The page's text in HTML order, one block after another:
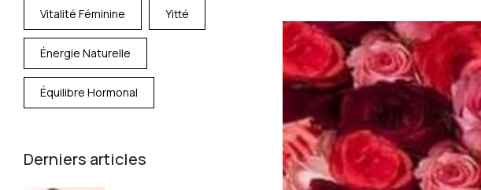
Vitalité Féminine Yitté
Énergie Naturelle
Équilibre Hormonal
Derniers articles